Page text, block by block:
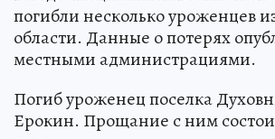
погибли несколько уроженцев
области. Данные о потерях
местными администрациями.
Погиб уроженец поселка
Ерокин. Прощание с ним